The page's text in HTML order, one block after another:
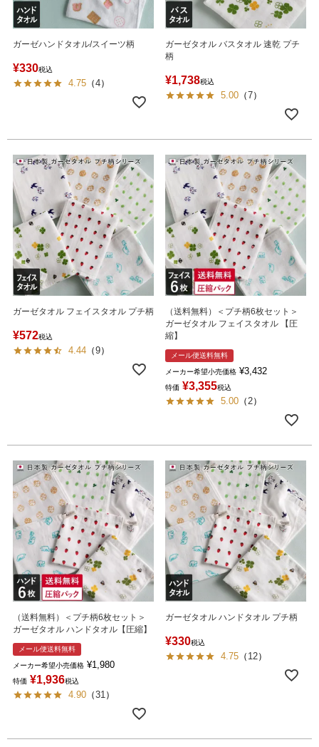
ガーゼハンドタオル/スイーツ柄
¥330税込
4.75 （4）
ガーゼタオル バスタオル 速乾 プチ
柄
¥1,738税込
5.00 （7）
ガーゼタオル フェイスタオル プチ柄
¥572税込
4.44 （9）
（送料無料）＜プチ柄6枚セット＞
ガーゼタオル フェイスタオル 【圧
縮】
メール便送料無料
メーカー希望小売価格 ¥3,432
特価 ¥3,355税込
5.00 （2）
（送料無料）＜プチ柄6枚セット＞
ガーゼタオル ハンドタオル【圧縮】
メール便送料無料
メーカー希望小売価格 ¥1,980
特価 ¥1,936税込
4.90 （31）
ガーゼタオル ハンドタオル プチ柄
¥330税込
4.75 （ 12）